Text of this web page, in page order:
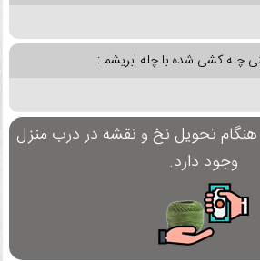
چله کشی شده با چله ابریشم :
هنگام تحویل نخ و نقشه در درب منزل
وجود دارد.